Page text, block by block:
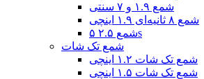
شمع ۱.۹ و ۷ سنتی
شمع ۸ ثانیه‌ای ۱.۹ اینچی
شمع ۲.۵ ۵s
شمع تک شات
شمع تک شات ۱.۲ اینچی
شمع تک شات ۱.۵ اینچی